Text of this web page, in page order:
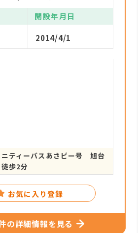
開設年月日
2014/4/1
ニティーバスあさピー号 旭台
歩2分
お気に入り登録
の詳細情報を見る